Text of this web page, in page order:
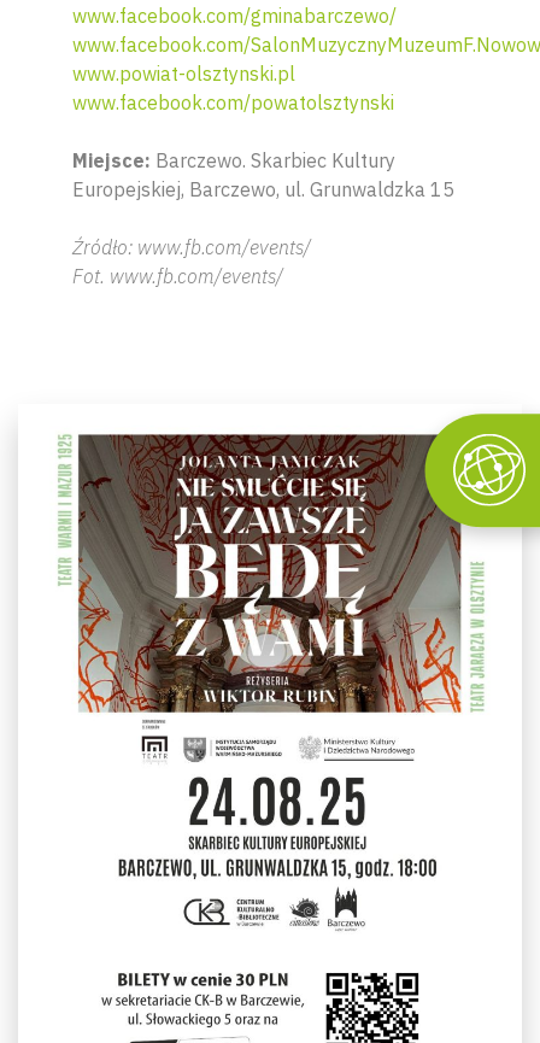
www.facebook.com/gminabarczewo/
www.facebook.com/
www.powiat-olsztynski.pl
www.facebook.com/powatolsztynski
Miejsce: Barczewo. Skarbiec Kultury
Europejskiej, Barczewo, ul. Grunwaldzka 15
Źródło: www.fb.com/events/
Fot. www.fb.com/events/